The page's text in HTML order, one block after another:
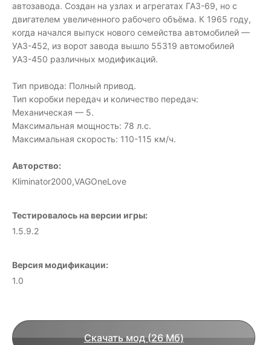
автозавода. Создан на узлах и агрегатах ГАЗ-69, но с
двигателем увеличенного рабочего объёма. К 1965 году,
когда начался выпуск нового семейства автомобилей —
УАЗ-452, из ворот завода вышло 55319 автомобилей
УАЗ-450 различных модификаций.
Тип привода: Полный привод.
Тип коробки передач и количество передач:
Механическая — 5.
Максимальная мощность: 78 л.с.
Максимальная скорость: 110-115 км/ч.
Авторство:
Kliminator2000,VAGOneLove
Тестировалось на версии игры:
1.5.9.2
Версия модификации:
1.0
Скачать мод (26 Мб)